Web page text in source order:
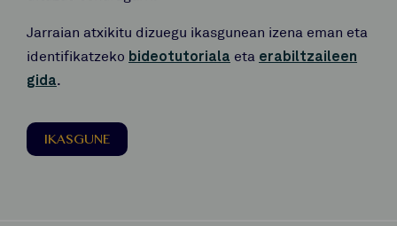
Jarraian atxikitu dizuegu ikasgunean izena eman eta
identifikatzeko bideotutoriala eta erabiltzaileen
gida.
IKASGUNE